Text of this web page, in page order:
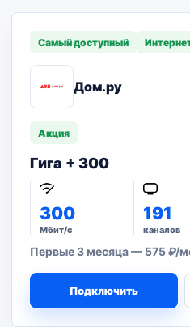
Самый доступный
Дом.ру
Акция
Гига + 300
300
Мбит/с
191
каналов
Первые 3 месяца — 575 ₽/
Подключить